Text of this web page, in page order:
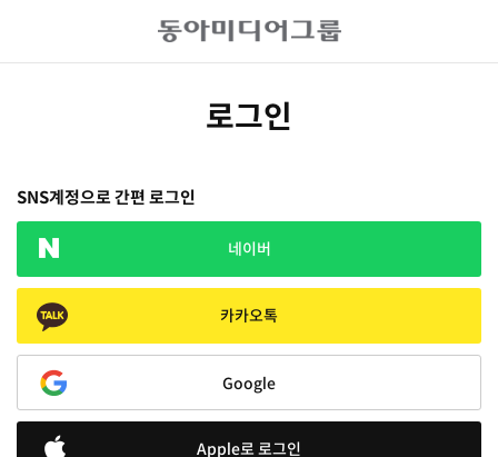
로그인
SNS계정으로 간편 로그인
네이버
카카오톡
Google
Apple로 로그인